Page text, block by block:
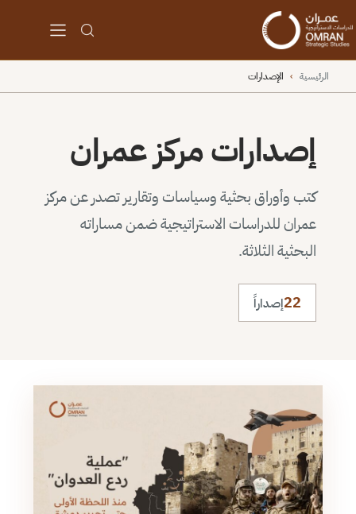
الرئيسية › الإصدارات
إصدارات مركز عمران
كتب وأوراق بحثية وسياسات وتقارير تصدر عن مركز
عمران للدراسات الاستراتيجية ضمن مساراته
البحثية الثلاثة.
22إصداراً